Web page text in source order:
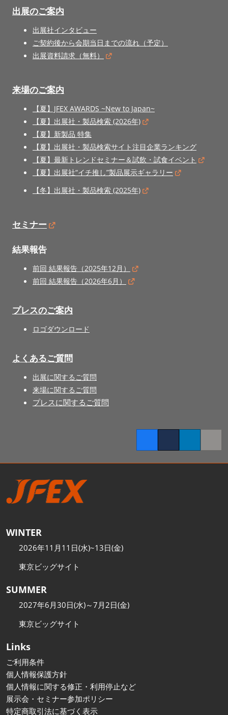
出展のご案内
出展社インタビュー
ご契約後から会期当日までの流れ（予定）
出展資料請求（無料）
来場のご案内
【夏】JFEX AWARDS ~New to Japan~
【夏】出展社・製品検索 (2026年)
【夏】新製品 特集
【夏】出展社・製品検索サイト注目企業ランキング
【夏】最新トレンドセミナー＆試飲・試食イベント
【夏】出展社“イチ推し”製品展示ギャラリー
【冬】出展社・製品検索 (2025年)
セミナー
結果報告
前回 結果報告（2025年12月）
前回 結果報告（2026年6月）
プレスのご案内
ロゴダウンロード
よくあるご質問
出展に関するご質問
来場に関するご質問
プレスに関するご質問
WINTER
2026年11月11日(水)~13日(金)
東京ビッグサイト
SUMMER
2027年6月30日(水)～7月2日(金)
東京ビッグサイト
Links
ご利用条件
個人情報保護方針
個人情報に関する修正・利用停止など
展示会・セミナー参加ポリシー
特定商取引法に基づく表示